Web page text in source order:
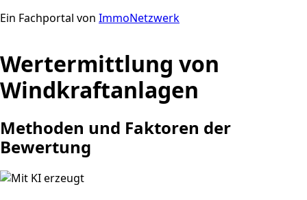
Ein Fachportal von ImmoNetzwerk
Wertermittlung von
Windkraftanlagen
Methoden und Faktoren der
Bewertung